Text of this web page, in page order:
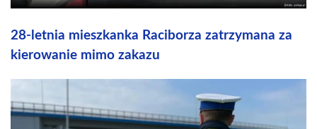
28-letnia mieszkanka Raciborza zatrzymana za
kierowanie mimo zakazu